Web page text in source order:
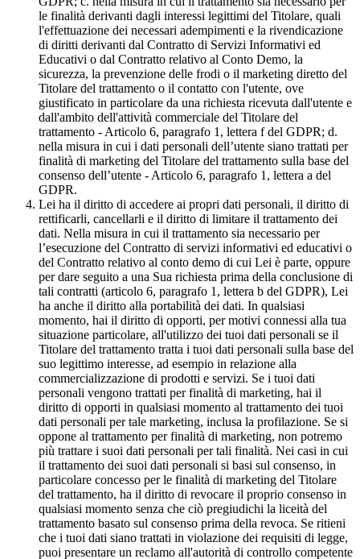
le finalità derivanti dagli interessi legittimi del Titolare, quali
l'effettuazione dei necessari adempimenti e la rivendicazione
di diritti derivanti dal Contratto di Servizi Informativi ed
Educativi o dal Contratto relativo al Conto Demo, la
sicurezza, la prevenzione delle frodi o il marketing diretto del
Titolare del trattamento o il contatto con l'utente, ove
giustificato in particolare da una richiesta ricevuta dall'utente e
dall'ambito dell'attività commerciale del Titolare del
trattamento - Articolo 6, paragrafo 1, lettera f del GDPR; d.
nella misura in cui i dati personali dell’utente siano trattati per
finalità di marketing del Titolare del trattamento sulla base del
consenso dell’utente - Articolo 6, paragrafo 1, lettera a del
GDPR.
Lei ha il diritto di accedere ai propri dati personali, il diritto di
rettificarli, cancellarli e il diritto di limitare il trattamento dei
dati. Nella misura in cui il trattamento sia necessario per
l’esecuzione del Contratto di servizi informativi ed educativi o
del Contratto relativo al conto demo di cui Lei è parte, oppure
per dare seguito a una Sua richiesta prima della conclusione di
tali contratti (articolo 6, paragrafo 1, lettera b del GDPR), Lei
ha anche il diritto alla portabilità dei dati. In qualsiasi
momento, hai il diritto di opporti, per motivi connessi alla tua
situazione particolare, all'utilizzo dei tuoi dati personali se il
Titolare del trattamento tratta i tuoi dati personali sulla base del
suo legittimo interesse, ad esempio in relazione alla
commercializzazione di prodotti e servizi. Se i tuoi dati
personali vengono trattati per finalità di marketing, hai il
diritto di opporti in qualsiasi momento al trattamento dei tuoi
dati personali per tale marketing, inclusa la profilazione. Se si
oppone al trattamento per finalità di marketing, non potremo
più trattare i suoi dati personali per tali finalità. Nei casi in cui
il trattamento dei suoi dati personali si basi sul consenso, in
particolare concesso per le finalità di marketing del Titolare
del trattamento, ha il diritto di revocare il proprio consenso in
qualsiasi momento senza che ciò pregiudichi la liceità del
trattamento basato sul consenso prima della revoca. Se ritieni
che i tuoi dati siano trattati in violazione dei requisiti di legge,
puoi presentare un reclamo all'autorità di controllo competente